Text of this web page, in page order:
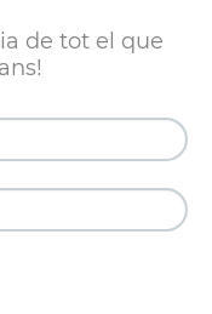
de tot el que